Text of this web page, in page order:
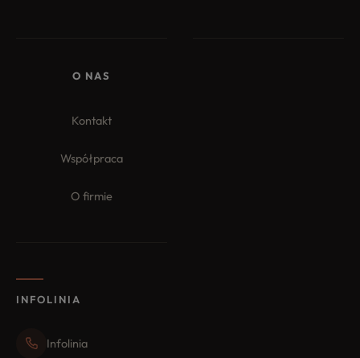
O NAS
Kontakt
Współpraca
O firmie
INFOLINIA
Infolinia